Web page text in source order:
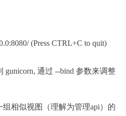
(Press CTRL+C to quit)
通过 --bind 参数来调整
组相似视图（理解为管理api）的